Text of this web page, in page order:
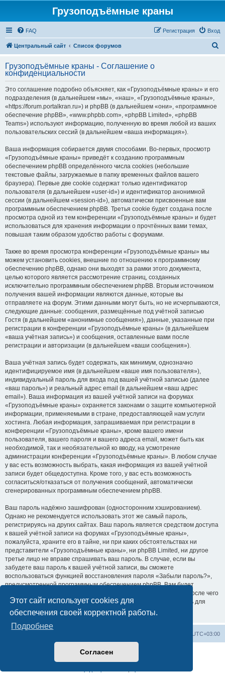
Этот сайт использует cookies для
обеспечения своей корректной работы.
Подробнее
Согласен
Грузоподъёмные краны
FAQ Вход
Регистрация
Центральный сайт Список форумов
с
Грузоподъёмные краны - Соглашение о
конфиденциальности
Это соглашение подробно объясняет, как «Грузоподъёмные краны» и его
подразделения (в дальнейшем «мы», «наш», «Грузоподъёмные краны»,
«https://forum.portalkran.ru») и phpBB (в дальнейшем «они», «программное
обеспечение phpBB», «www.phpbb.com», «phpBB Limited», «phpBB
Teams») используют информацию, полученную во время любой из ваших
пользовательских сессий (в дальнейшем «ваша информация»).
Ваша информация собирается двумя способами. Во-первых, просмотр
«Грузоподъёмные краны» приведёт к созданию программным
обеспечением phpBB определённого числа cookies (небольшие
текстовые файлы, загружаемые в папку временных файлов вашего
браузера). Первые две cookie содержат только идентификатор
пользователя (в дальнейшем «user-id») и идентификатор анонимной
сессии (в дальнейшем «session-id»), автоматически присвоенные вам
программным обеспечением phpBB. Третья cookie будет создана после
просмотра одной из тем конференции «Грузоподъёмные краны» и будет
использоваться для хранения информации о прочтённых вами темах,
повышая таким образом удобство работы с форумами.
Также во время просмотра конференции «Грузоподъёмные краны» мы
можем установить cookies, внешние по отношению к программному
обеспечению phpBB, однако они выходят за рамки этого документа,
целью которого является рассмотрение страниц, созданных
исключительно программным обеспечением phpBB. Вторым источником
получения вашей информации являются данные, которые вы
отправляете на форум. Этими данными могут быть, но не исчерпываются,
следующие данные: сообщения, размещённые под учётной записью
Гостя (в дальнейшем «анонимные сообщения»), данные, указанные при
регистрации в конференции «Грузоподъёмные краны» (в дальнейшем
«ваша учётная запись») и сообщения, оставленные вами после
регистрации и авторизации (в дальнейшем «ваши сообщения»).
Ваша учётная запись будет содержать, как минимум, однозначно
идентифицируемое имя (в дальнейшем «ваше имя пользователя»),
индивидуальный пароль для входа под вашей учётной записью (далее
«ваш пароль») и реальный адрес email (в дальнейшем «ваш адрес
email»). Ваша информация из вашей учётной записи на форумах
«Грузоподъёмные краны» охраняется законами о защите компьютерной
информации, применяемыми в стране, предоставляющей нам услуги
хостинга. Любая информация, запрашиваемая при регистрации в
конференции «Грузоподъёмные краны», кроме вашего имени
пользователя, вашего пароля и вашего адреса email, может быть как
необходимой, так и необязательной ко вводу, на усмотрение
администрации конференции «Грузоподъёмные краны». В любом случае
у вас есть возможность выбрать, какая информация из вашей учётной
записи будет общедоступна. Кроме того, у вас есть возможность
согласиться/отказаться от получения сообщений, автоматически
сгенерированных программным обеспечением phpBB.
Ваш пароль надёжно зашифрован (односторонним хэшированием).
Однако не рекомендуется использовать этот же самый пароль,
регистрируясь на других сайтах. Ваш пароль является средством доступа
к вашей учётной записи на форумах «Грузоподъёмные краны»,
пожалуйста, храните его в тайне, ни при каких обстоятельствах ни
представители «Грузоподъёмные краны», ни phpBB Limited, ни другое
третье лицо не вправе спрашивать ваш пароль. В случае, если вы
забудете ваш пароль к вашей учётной записи, вы сможете
воспользоваться функцией восстановления пароля «Забыли пароль?»,
предусмотренной программным обеспечением phpBB. Вам будет
необходимо ввести ваше имя пользователя и ваш адрес email, после чего
программное обеспечение phpBB сгенерирует вам новый пароль для
вашей учётной записи.
UTC+03:00
Создано на основеphpBB® Forum Software © phpBB Limited
Русская поддержка phpBB